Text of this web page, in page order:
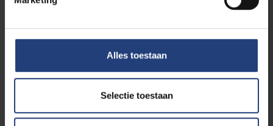
Alles toestaan
Selectie toestaan
maatschappelijk belang van LGBTQIA+